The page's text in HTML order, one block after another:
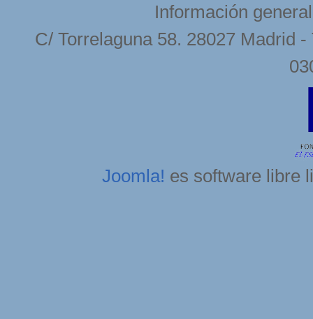
Información
C/ Torrelaguna 58. 28027 Madrid
Joomla! es software libre